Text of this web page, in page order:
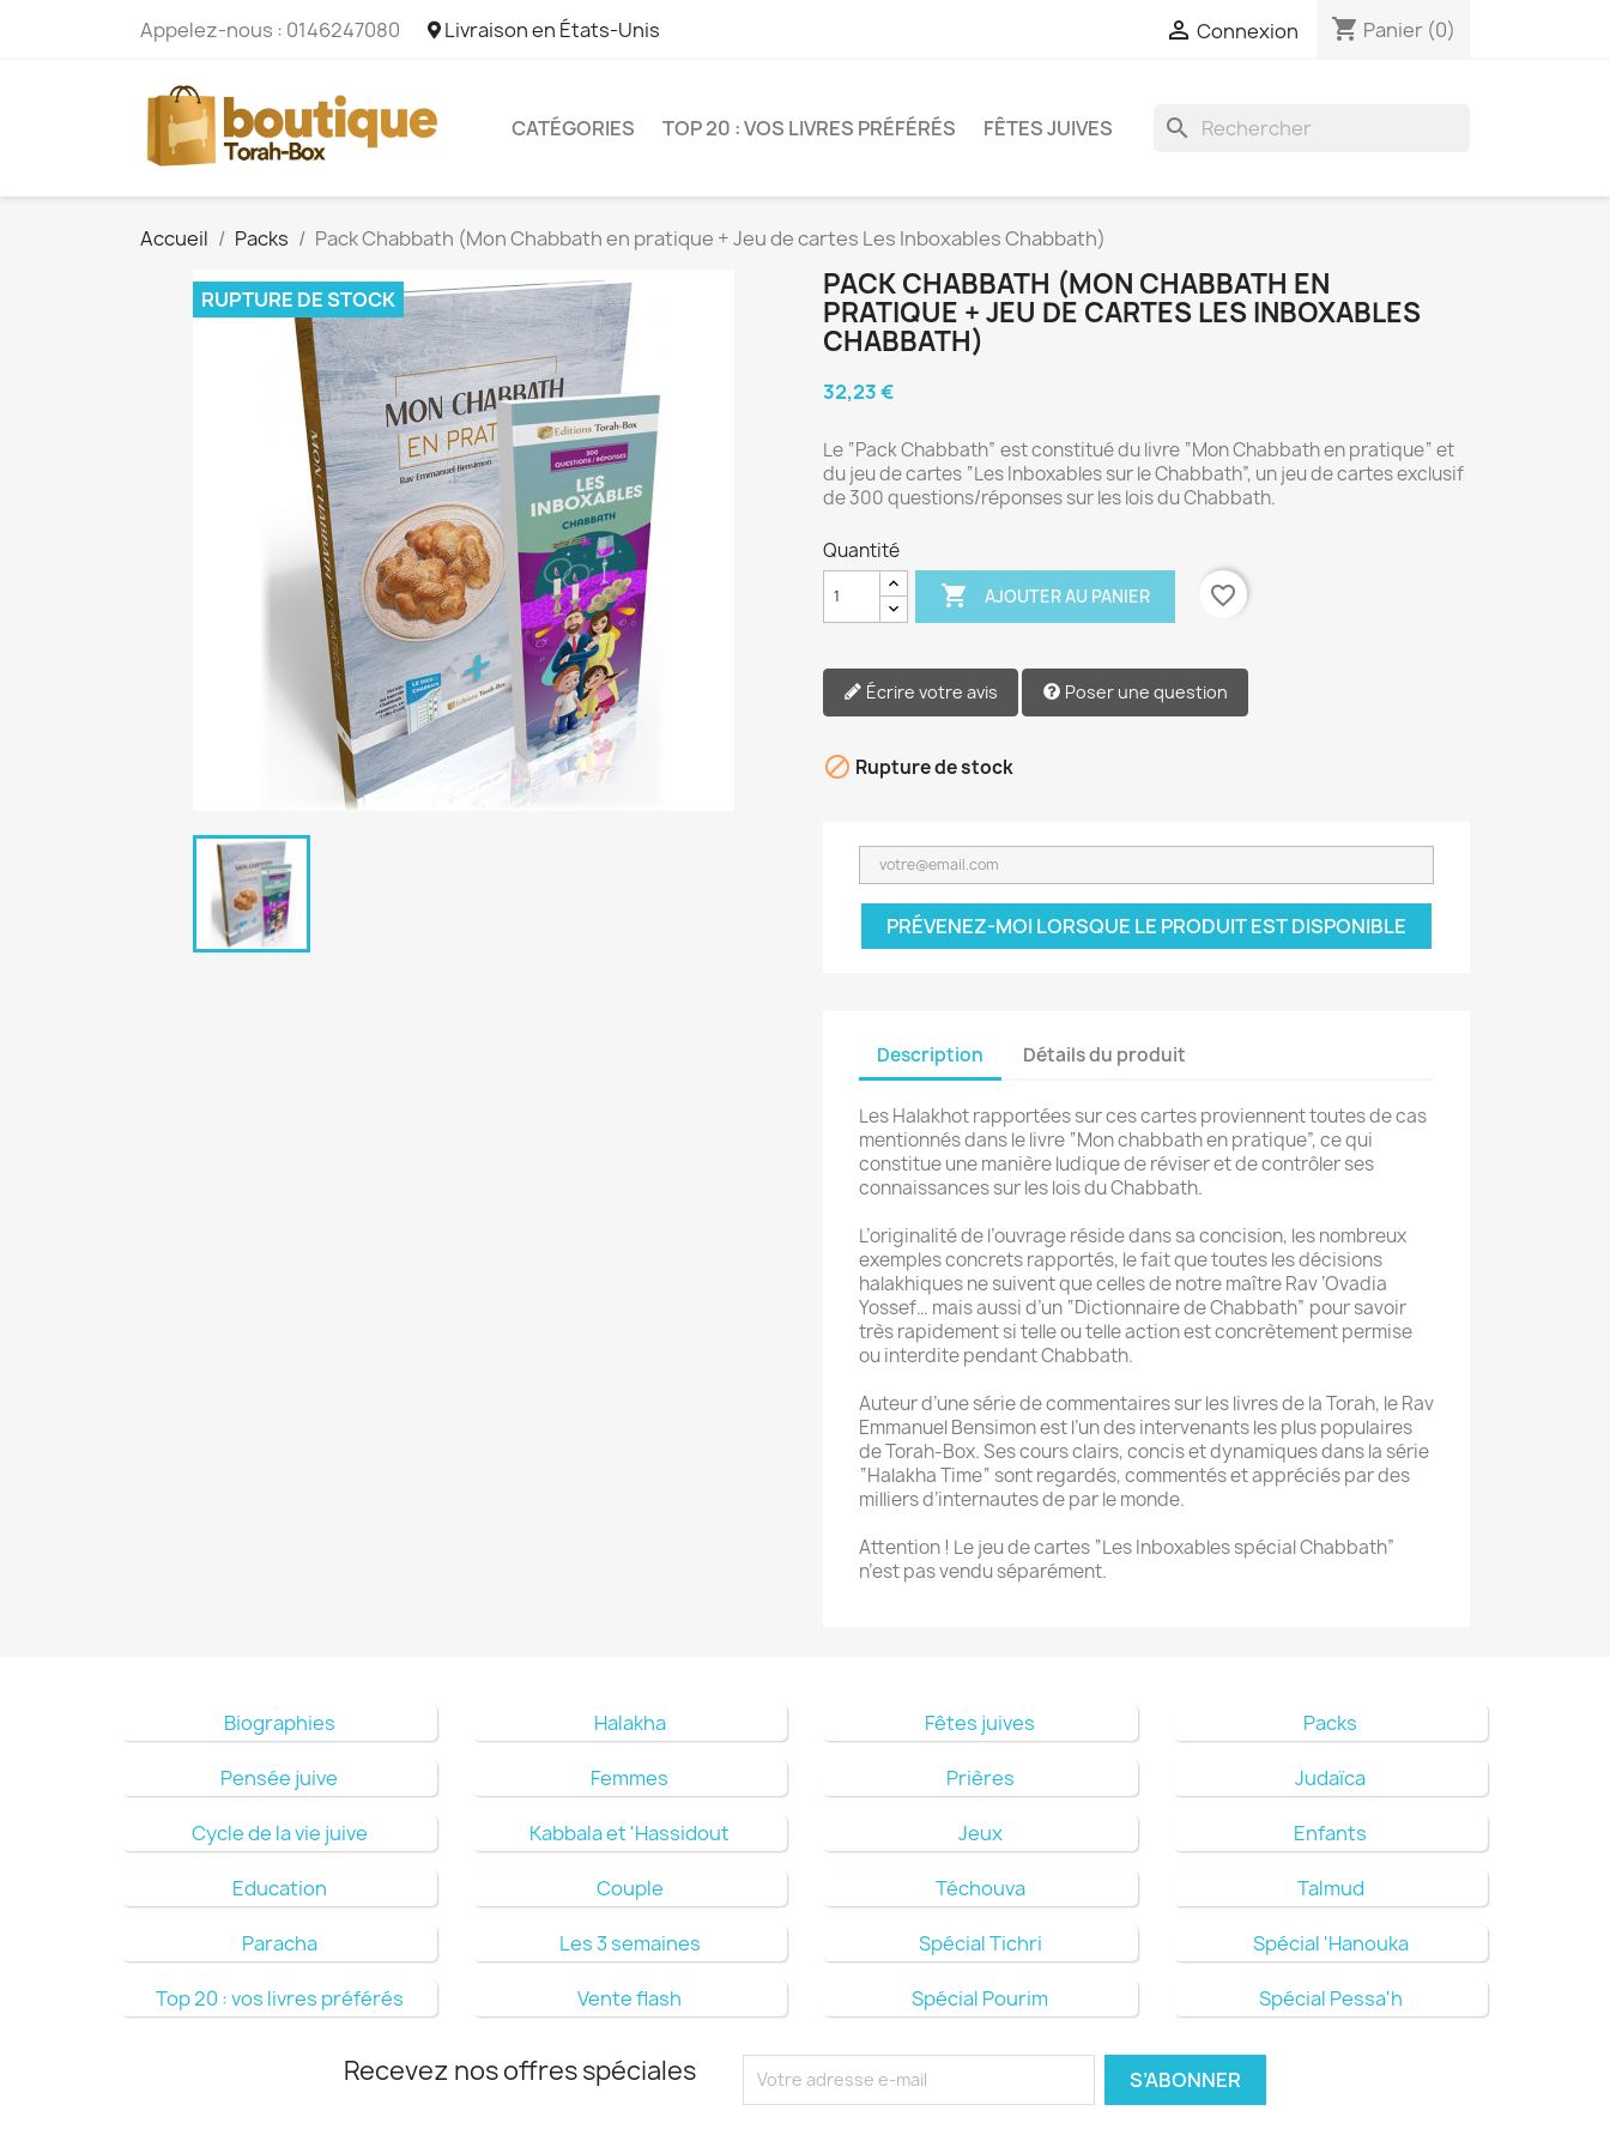
Appelez-nous : 0146247080 Livraison en États-Unis  Connexion shopping_cart Panier (0)
CATÉGORIES TOP 20 : VOS LIVRES PRÉFÉRÉS FÊTES JUIVES search
Accueil Packs Pack Chabbath (Mon Chabbath en pratique + Jeu de cartes Les Inboxables Chabbath)
RUPTURE DE STOCK
PACK CHABBATH (MON CHABBATH EN
PRATIQUE + JEU DE CARTES LES INBOXABLES
CHABBATH)
32,23 €
Le “Pack Chabbath” est constitué du livre “Mon Chabbath en pratique“ et
du jeu de cartes “Les Inboxables sur le Chabbath”, un jeu de cartes exclusif
de 300 questions/réponses sur les lois du Chabbath.
Quantité
 AJOUTER AU PANIER favorite_border
Écrire votre avis Poser une question
 Rupture de stock
PRÉVENEZ-MOI LORSQUE LE PRODUIT EST DISPONIBLE
Description Détails du produit
Les Halakhot rapportées sur ces cartes proviennent toutes de cas
mentionnés dans le livre “Mon chabbath en pratique”, ce qui
constitue une manière ludique de réviser et de contrôler ses
connaissances sur les lois du Chabbath.
L’originalité de l’ouvrage réside dans sa concision, les nombreux
exemples concrets rapportés, le fait que toutes les décisions
halakhiques ne suivent que celles de notre maître Rav ‘Ovadia
Yossef… mais aussi d’un “Dictionnaire de Chabbath” pour savoir
très rapidement si telle ou telle action est concrètement permise
ou interdite pendant Chabbath.
Auteur d’une série de commentaires sur les livres de la Torah, le Rav
Emmanuel Bensimon est l’un des intervenants les plus populaires
de Torah-Box. Ses cours clairs, concis et dynamiques dans la série
“Halakha Time“ sont regardés, commentés et appréciés par des
milliers d’internautes de par le monde.
Attention ! Le jeu de cartes “Les Inboxables spécial Chabbath”
n’est pas vendu séparément.
Biographies Halakha Fêtes juives Packs
Pensée juive Femmes Prières Judaïca
Cycle de la vie juive Kabbala et 'Hassidout Jeux Enfants
Education Couple Téchouva Talmud
Paracha Les 3 semaines Spécial Tichri Spécial 'Hanouka
Top 20 : vos livres préférés Vente flash Spécial Pourim Spécial Pessa'h
Recevez nos offres spéciales